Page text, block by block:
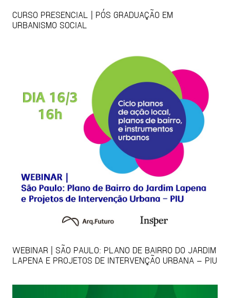
CURSO PRESENCIAL | PÓS GRADUAÇÃO EM
URBANISMO SOCIAL
WEBINAR | SÃO PAULO: PLANO DE BAIRRO DO JARDIM
LAPENA E PROJETOS DE INTERVENÇÃO URBANA – PIU